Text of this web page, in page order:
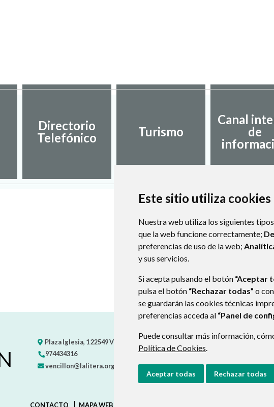
Este sitio utiliza cookies
Nuestra web utiliza los siguientes
que la web funcione correctamente;
preferencias de uso de la web;
y sus servicios.
Si acepta pulsando el botón “Aceptar
pulsa el botón “Rechazar todas” o
se guardarán las cookies técnicas
preferencias acceda al “Panel de
Puede consultar más información,
Política de Cookies.
Aceptar todas Rechazar todas
Directorio
Telefónico
Turismo
Canal
de
Plaza Iglesia, 122549VENCILLÓN
974434316
vencillon@lalitera.org
CONTACTO MAPA WEB